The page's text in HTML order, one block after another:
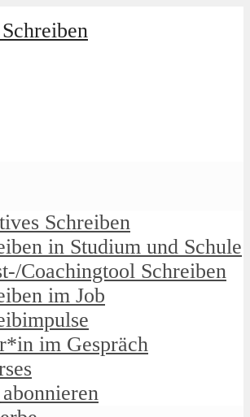
Schreiben
in Studium und Schule
Coachingtool Schreiben
im Job
im Gespräch